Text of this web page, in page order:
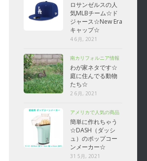
ロサンゼルスの人
気MLBチーム☆ド
ジャース☆New Era
キャップ☆
4 6月, 2021
南カリフォルニア情報
わが家ネタです☆
庭に住んでる動物
たち☆
2 6月, 2021
アメリカで人気の商品
簡単に作れちゃう
☆DASH（ダッシ
ュ）のポップコー
ンメーカー☆
31 5月, 2021